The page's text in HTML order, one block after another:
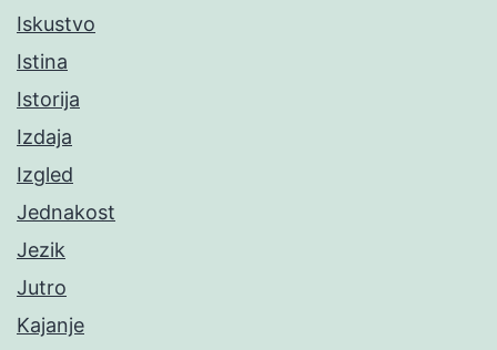
Iskustvo
Istina
Istorija
Izdaja
Izgled
Jednakost
Jezik
Jutro
Kajanje